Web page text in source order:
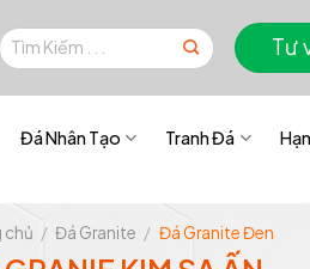
Tìm
kiếm:
Tư
Đá Nhân Tạo Tranh Đá
chủ / Đá Granite / Đá Granite Đen